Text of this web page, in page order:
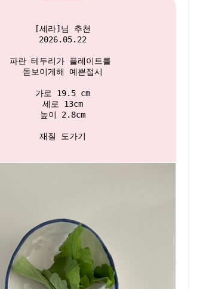
[세라]님 추천
2026.05.22
파란 테두리가 플레이트를
돋보이게해 예쁜접시
가로 19.5 cm
세로 13cm
높이 2.8cm
재질 도가기